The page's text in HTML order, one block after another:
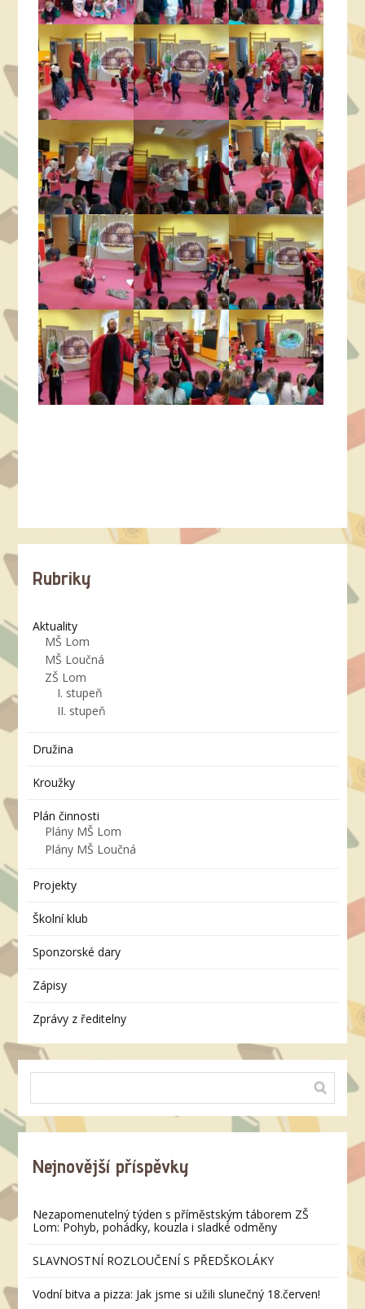
Rubriky
Aktuality
MŠ Lom
MŠ Loučná
ZŠ Lom
I. stupeň
II. stupeň
Družina
Kroužky
Plán činnosti
Plány MŠ Lom
Plány MŠ Loučná
Projekty
Školní klub
Sponzorské dary
Zápisy
Zprávy z ředitelny
Nejnovější příspěvky
Nezapomenutelný týden s příměstským táborem ZŠ
Lom: Pohyb, pohádky, kouzla i sladké odměny
SLAVNOSTNÍ ROZLOUČENÍ S PŘEDŠKOLÁKY
Vodní bitva a pizza: Jak jsme si užili slunečný 18.červen!